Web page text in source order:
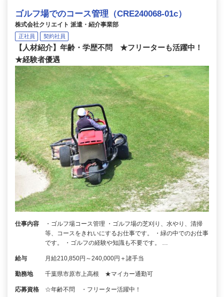
ゴルフ場でのコース管理（CRE240068-01c）
株式会社クリエイト 派遣・紹介事業部
正社員 契約社員
【人材紹介】年齢・学歴不問 ★フリーターも活躍中！
★経験者優遇
仕事内容
・ゴルフ場コース管理 ・ゴルフ場の芝刈り、水やり、清掃
等、コースをきれいにするお仕事です。 ・緑の中でのお仕事
です。 ・ゴルフの経験や知識も不要です。 …
給与 月給210,850円～240,000円＋諸手当
勤務地 千葉県市原市上高根 ★マイカー通勤可
応募資格 ☆年齢不問 ・フリーター活躍中！